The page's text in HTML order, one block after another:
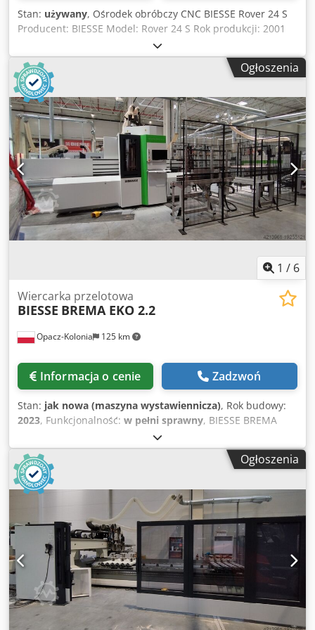
brak głowicy wiertarskiej! Rewolwerowy zmieniacz narzędzi
współbieżny dla 4 osi – 8 miejsc Rewolwerowy zmieniacz z
przodu dla 5 osi – 8 miejsc Pickup dla piły z przodu dla 5
osi Zmieniacz łańcuchowy z tyłu – 22 miejsca (zdjęcie
poglądowe!) ORYGINALNIE ZAPAKOWANA NOWA
MASZYNA! Gwarancja nowej maszyny! Montaż, szkolenie,
serwis: Oficjalny dystrybutor BIESSE w Austrii! HANDL
Maschinen GesmbH & Co KG Trauseneggerdamm 5 4600
Wels
Stan: używany, Ośrodek obróbczy CNC BIESSE Rover 24 S
Producent: BIESSE Model: Rover 24 S Rok produkcji: 2001
Numer seryjny: 16171 Zasilanie: 230 V Moc: 20 kW Codpfx
Ajzrv Hbjdtoha Prąd znamionowy: 59 A Częstotliwość: 50 Hz
Dopływ powietrza: 6,5–7,5 bar Wymagany przepływ
powietrza: 30 m/s Waga: 3450 kg Maszyna wymaga
przeglądu i konserwacji.
Ogłoszenia
1 / 6
Opacz-Kolonia 125 km
Wiercarka przelotowa
BIESSE BREMA EKO 2.2
Informacja o cenie Zadzwoń
Stan: jak nowa (maszyna wystawiennicza), Rok budowy:
2023, Funkcjonalność: w pełni sprawny, BIESSE BREMA
EKO 2.2 to nowa, kompaktowa i wszechstronna wiertarka
pionowa o zmniejszonych wymiarach, przeznaczona do
obróbki paneli o różnych grubościach i rozmiarach. Idealne
rozwiązanie do produkcji „just-in-time”, nawet w
przypadku najbardziej złożonych procesów obróbki
frezarskiej. DANE TECHNICZNE: Wymiary panelu: Długość
panelu (X): 200 – 3200 mm, Szerokość panelu (Y): 35 – 1250
mm, Grubość panelu (Z): 8 – 60 mm, Maksymalna waga
panelu: 50 kg, Zestaw HP do przyspieszonego zarządzania
chwytakami do obsługi paneli. Umożliwia uzyskanie
prędkości ruchu do 110 m/min z szybkimi rampami
przyspieszenia, Chjdpfxownx Ivj Adtea BH28 Górny zespół
wiercący z 17 wrzecionami pionowymi + 5 poziomymi + 1
piła do rowkowania Ø 120 mm Elektro-wrzeciono 11 kW z
Ogłoszenia